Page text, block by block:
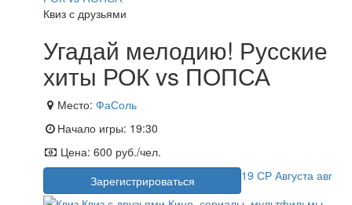
Квиз с друзьями
Угадай мелодию! Русские
хиты РОК vs ПОПСА
Место: ФаСоль
Начало игры: 19:30
Цена: 600 руб./чел.
Зарегистрироваться
19 СР Августа авг